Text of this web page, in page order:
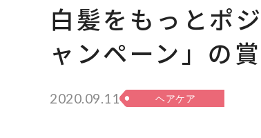
白髪をもっとポ
ャンペーン」の
2020.09.11 ヘアケア